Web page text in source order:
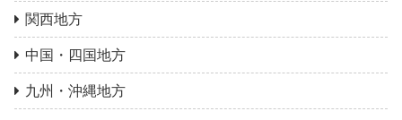
関西地方
中国・四国地方
九州・沖縄地方